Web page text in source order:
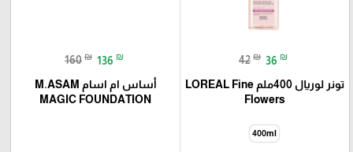
42 ₪ 36 ₪
تونر لوريال 400ملم LOREAL Fine
Flowers
400ml
160 ₪ 136 ₪
أساس ام اسام M.ASAM
MAGIC FOUNDATION